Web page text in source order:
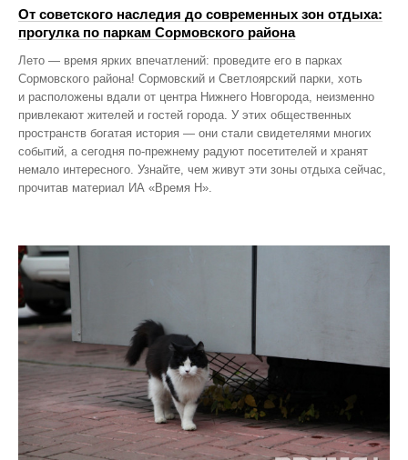
От советского наследия до современных зон отдыха:
прогулка по паркам Сормовского района
Лето — время ярких впечатлений: проведите его в парках
Сормовского района! Сормовский и Светлоярский парки, хоть
и расположены вдали от центра Нижнего Новгорода, неизменно
привлекают жителей и гостей города. У этих общественных
пространств богатая история — они стали свидетелями многих
событий, а сегодня по‑прежнему радуют посетителей и хранят
немало интересного. Узнайте, чем живут эти зоны отдыха сейчас,
прочитав материал ИА «Время Н».